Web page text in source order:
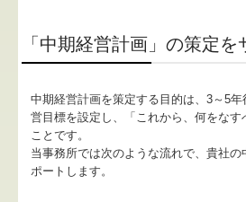
経営改善オンデマンド講座
個人情報保護方針
「中期経営計画」の策定を
中期経営計画を策定する目的は、3～5
営目標を設定し、「これから、何をなす
ことです。
当事務所では次のような流れで、貴社
ポートします。